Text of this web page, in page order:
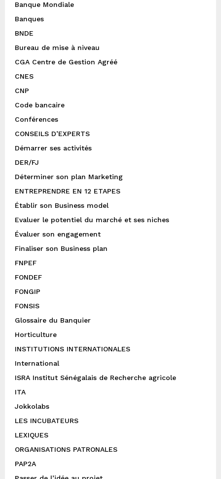
Banque Mondiale
Banques
BNDE
Bureau de mise à niveau
CGA Centre de Gestion Agréé
CNES
CNP
Code bancaire
Conférences
CONSEILS D’EXPERTS
Démarrer ses activités
DER/FJ
Déterminer son plan Marketing
ENTREPRENDRE EN 12 ETAPES
Établir son Business model
Evaluer le potentiel du marché et ses niches
Évaluer son engagement
Finaliser son Business plan
FNPEF
FONDEF
FONGIP
FONSIS
Glossaire du Banquier
Horticulture
INSTITUTIONS INTERNATIONALES
International
ISRA Institut Sénégalais de Recherche agricole
ITA
Jokkolabs
LES INCUBATEURS
LEXIQUES
ORGANISATIONS PATRONALES
PAP2A